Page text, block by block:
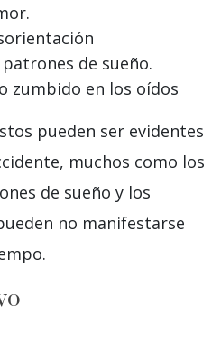
de sueño.
zumbido en los oídos
pueden ser evidentes
muchos como los
de sueño y los
no manifestarse